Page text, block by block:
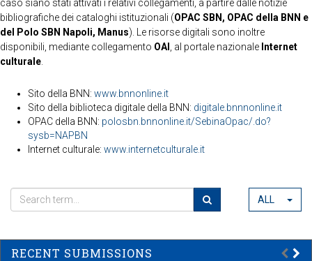
caso siano stati attivati i relativi collegamenti, a partire dalle notizie
bibliografiche dei cataloghi istituzionali (OPAC SBN, OPAC della BNN e
del Polo SBN Napoli, Manus). Le risorse digitali sono inoltre
disponibili, mediante collegamento OAI , al portale nazionale Internet
culturale
Sito della BNN: www.bnnonline.it
Sito della biblioteca digitale della BNN: digitale.bnnnonline.it
OPAC della BNN: polosbn.bnnonline.it/SebinaOpac/.do?
sysb=NAPBN
Internet culturale: www.internetculturale.it
ALL
RECENT SUBMISSIONS